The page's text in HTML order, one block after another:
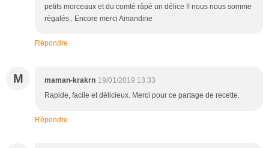
petits morceaux et du comté râpé un délice !! nous nous somme
régalés . Encore merci Amandine
Répondre
M maman-krakrn 19/01/2019 13:33
Rapide, facile et délicieux. Merci pour ce partage de recette.
Répondre